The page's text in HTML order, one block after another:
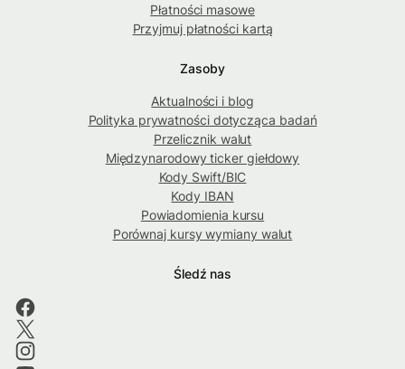
Płatności masowe
Przyjmuj płatności kartą
Zasoby
Aktualności i blog
Polityka prywatności dotycząca badań
Przelicznik walut
Międzynarodowy ticker giełdowy
Kody Swift/BIC
Kody IBAN
Powiadomienia kursu
Porównaj kursy wymiany walut
Śledź nas